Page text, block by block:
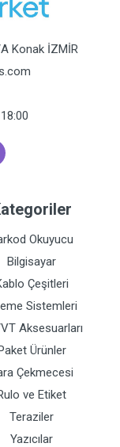
Konak İZMİR
Okuyucu
Bilgisayar
Çeşitleri
Sistemleri
Aksesuarları
Ürünler
Çekmecesi
ve Etiket
Teraziler
Yazıcılar